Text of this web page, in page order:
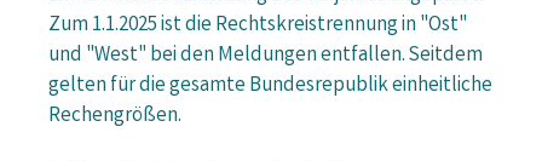
Zum 1.1.2025 ist die Rechtskreistrennung in "Ost"
und "West" bei den Meldungen entfallen. Seitdem
gelten für die gesamte Bundesrepublik einheitliche
Rechengrößen.